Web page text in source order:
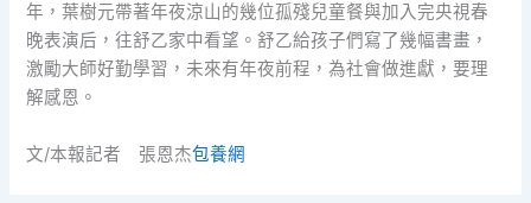
年，葉樹元帶著年夜涼山的幾位孤殘兒童餐與加入完央視春
晚表演后，往舒乙家中看望。舒乙給孩子們寫了幾幅書畫，
激勵大師好勤學習，未來有年夜前程，為社會做進獻，要理
解感恩。
文/本報記者 張恩杰包養網